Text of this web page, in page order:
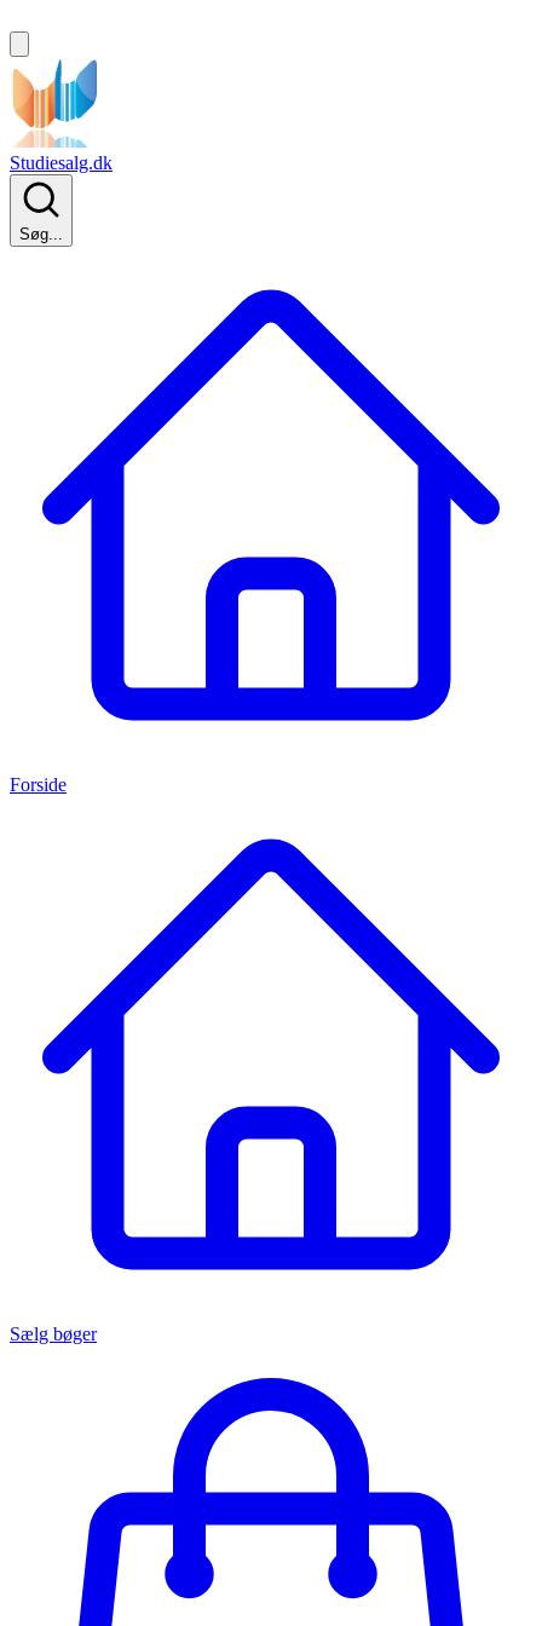
Studiesalg.dk
Søg...
Forside
Sælg bøger